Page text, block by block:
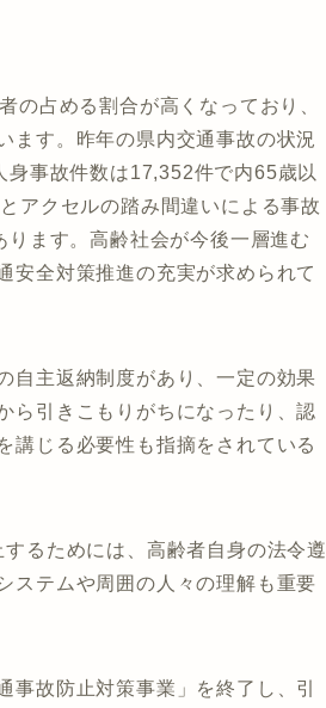
の占める割合が高くなっており、
ます。昨年の県内交通事故の状況
事故件数は17,352件で内65歳以
アクセルの踏み間違いによる事故
ます。高齢社会が今後一層進む
安全対策推進の充実が求められて
自主返納制度があり、一定の効果
ら引きこもりがちになったり、認
講じる必要性も指摘をされている
るためには、高齢者自身の法令遵
ステムや周囲の人々の理解も重要
故防止対策事業」を終了し、引